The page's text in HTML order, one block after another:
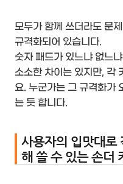
모두가 함께 쓰더라도 문
규격화되어 있습니다.
숫자 패드가 있느냐 없느
소소한 차이는 있지만, 각
요. 누군가는 그 규격화가
는 듯 합니다.
사용자의 입맛대로
해 쓸 수 있는 손더